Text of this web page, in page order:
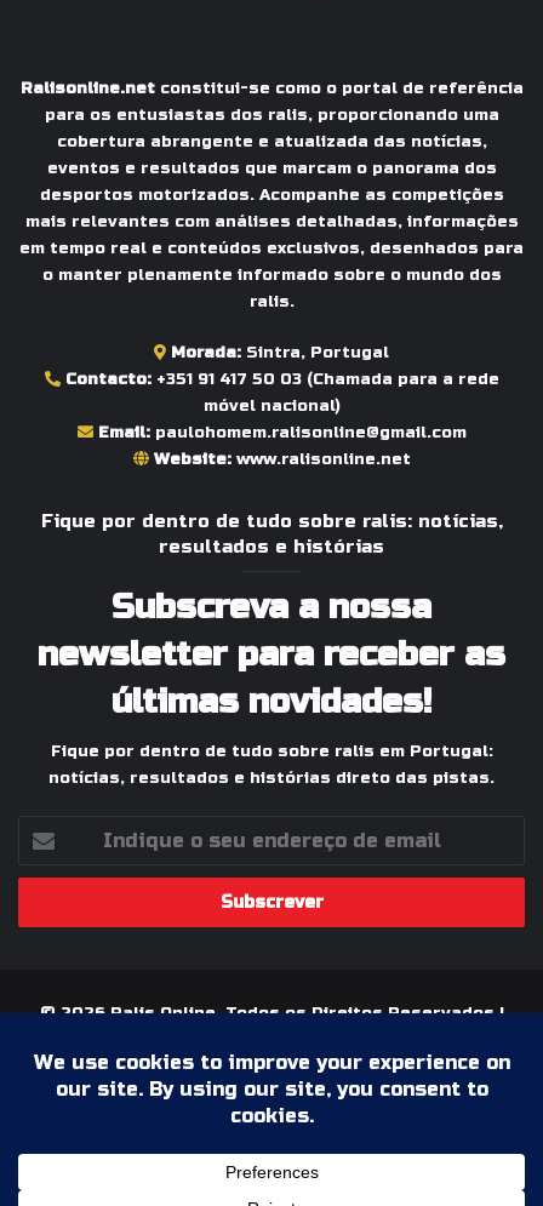
Ralisonline.netconstitui-se como o portal de referência
para os entusiastas dos ralis, proporcionando uma
cobertura abrangente e atualizada das notícias,
eventos e resultados que marcam o panorama dos
desportos motorizados. Acompanhe as competições
mais relevantes com análises detalhadas, informações
em tempo real e conteúdos exclusivos, desenhados para
o manter plenamente informado sobre o mundo dos
ralis.
Morada: Sintra, Portugal
Contacto: +351 91 417 50 03(Chamada para a rede
móvel nacional)
Email: paulohomem.ralisonline@gmail.com
Website: www.ralisonline.net
Fique por dentro de tudo sobre ralis: notícias,
resultados e histórias
Subscreva a nossa
newsletter para receber as
últimas novidades!
Fique por dentro de tudo sobre ralis em Portugal:
notícias, resultados e histórias direto das pistas.
seu
de
© 2026 Ralis Online, Todos os Direitos Reservados |
Paixão pelos Ralis em Portugal
Termos & Condições
Política de Privacidade